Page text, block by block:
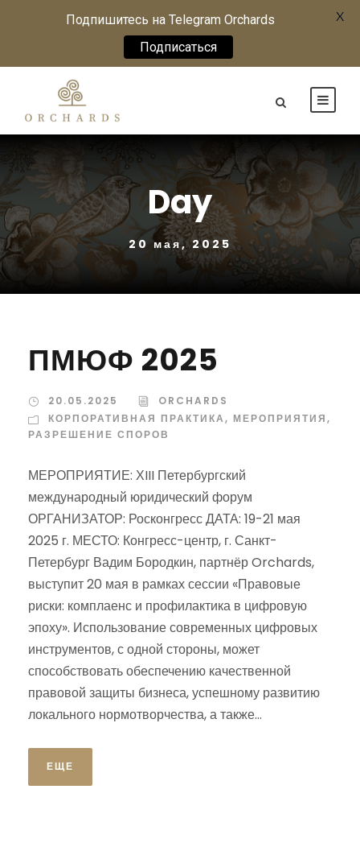
Day
20 мая, 2025
ПМЮФ 2025
20.05.2025
ORCHARDS
КОРПОРАТИВНАЯ ПРАКТИКА, МЕРОПРИЯТИЯ,
РАЗРЕШЕНИЕ СПОРОВ
МЕРОПРИЯТИЕ: ХIII Петербургский
международный юридический форум
ОРГАНИЗАТОР: Росконгресс ДАТА: 19-21 мая
2025 г. МЕСТО: Конгресс-центр, г. Санкт-
Петербург Вадим Бородкин, партнёр Orchards,
выступит 20 мая в рамках сессии «Правовые
риски: комплаенс и профилактика в цифровую
эпоху». Использование современных цифровых
инструментов, с одной стороны, может
способствовать обеспечению качественной
правовой защиты бизнеса, успешному развитию
локального нормотворчества, а также...
ЕЩЕ
Подпишитесь на Telegram Orchards
Подписаться
X